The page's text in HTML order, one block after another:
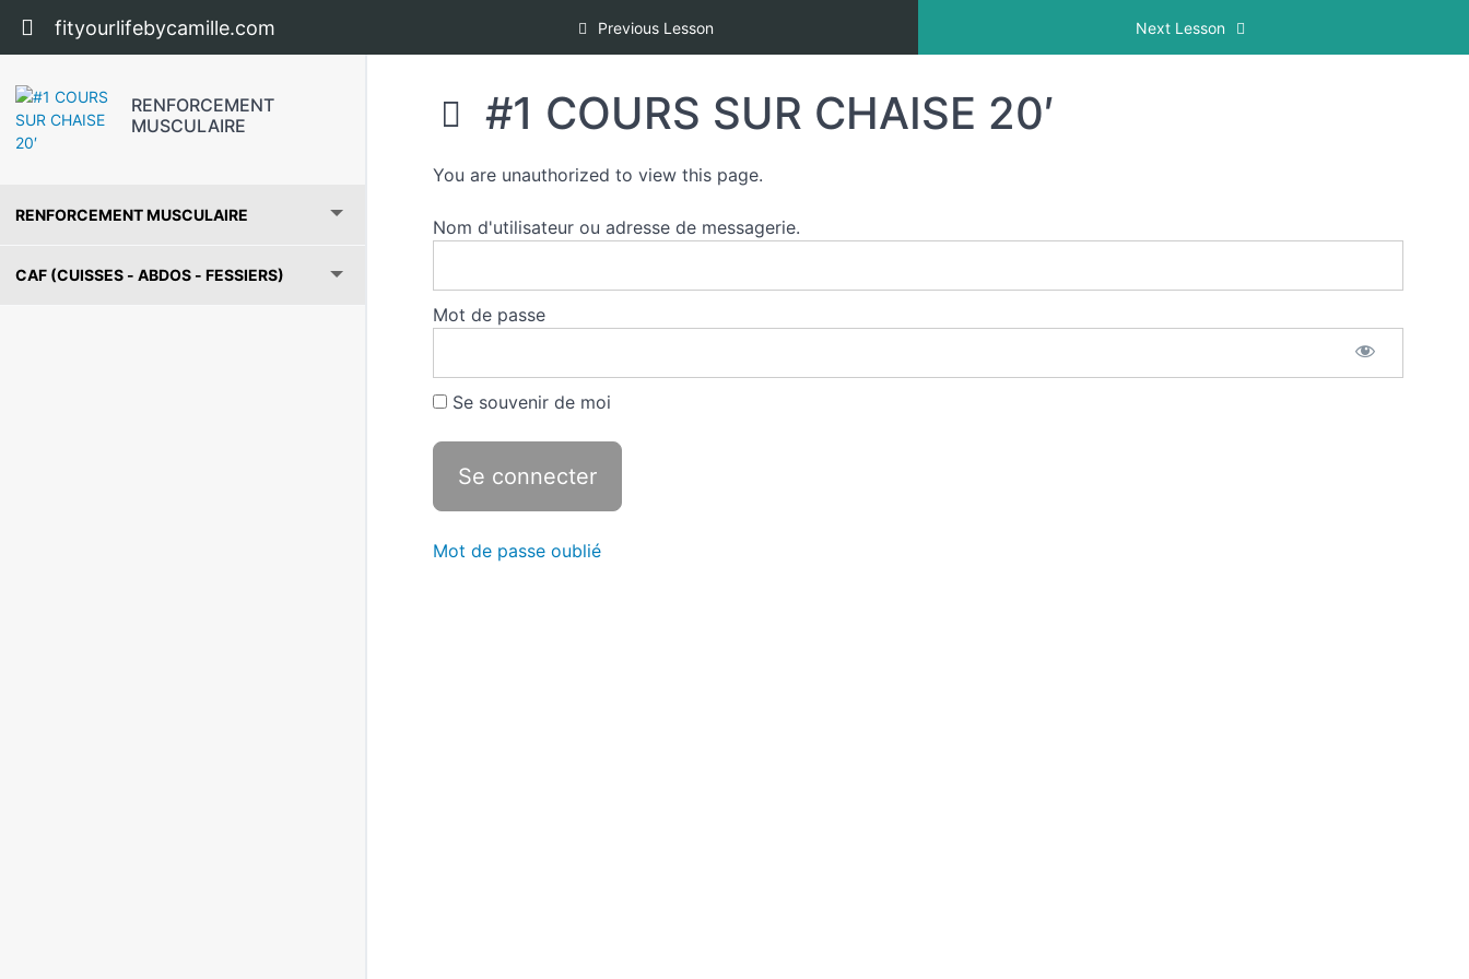
Return to course: RENFORCEMENT MUSCULAIRE
fityourlifebycamille.com Previous Lesson Next Lesson
RENFORCEMENT
MUSCULAIRE
RENFORCEMENT MUSCULAIRE
CAF (CUISSES - ABDOS - FESSIERS)
#1 COURS SUR CHAISE 20′
You are unauthorized to view this page.
Nom d'utilisateur ou adresse de messagerie.
Mot de passe
Se souvenir de moi
Mot de passe oublié